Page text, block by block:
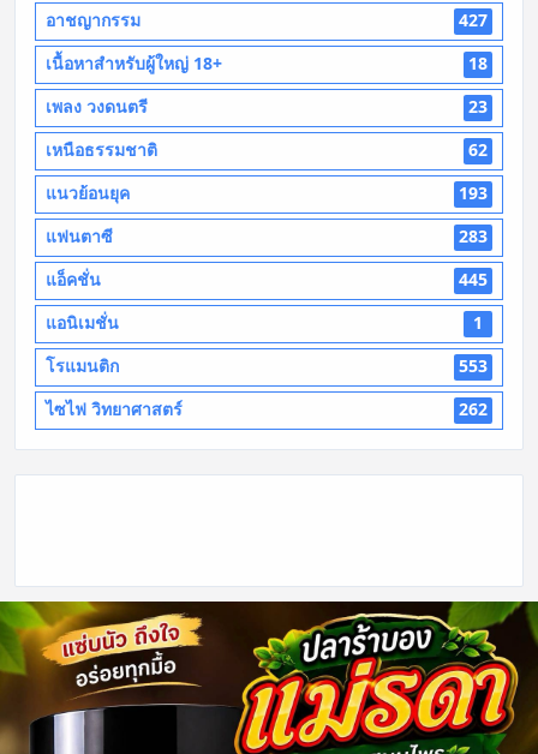
อาชญากรรม
427
เนื้อหาสำหรับผู้ใหญ่ 18+
18
เพลง วงดนตรี
23
เหนือธรรมชาติ
62
แนวย้อนยุค
193
แฟนตาซี
283
แอ็คชั่น
445
แอนิเมชั่น
1
โรแมนติก
553
ไซไฟ วิทยาศาสตร์
262